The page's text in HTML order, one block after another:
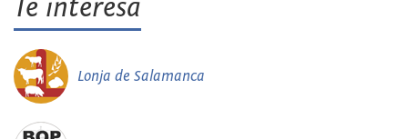
Te interesa
Lonja de Salamanca